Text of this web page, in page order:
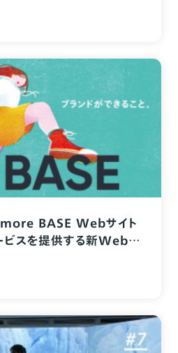
BASE Webサイト
ビスを提供する新Webサ